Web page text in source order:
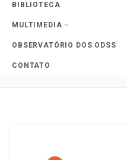
BIBLIOTECA
MULTIMEDIA
OBSERVATÓRIO DOS ODSS
CONTATO
Tag Archives: